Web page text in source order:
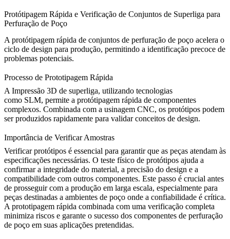
Protótipagem Rápida e Verificação de Conjuntos de Superliga para
Perfuração de Poço
A protótipagem rápida de conjuntos de perfuração de poço acelera o
ciclo de design para produção, permitindo a identificação precoce de
problemas potenciais.
Processo de Prototipagem Rápida
A Impressão 3D de superliga, utilizando tecnologias
como SLM, permite a protótipagem rápida de componentes
complexos. Combinada com a usinagem CNC, os protótipos podem
ser produzidos rapidamente para validar conceitos de design.
Importância de Verificar Amostras
Verificar protótipos é essencial para garantir que as peças atendam às
especificações necessárias. O teste físico de protótipos ajuda a
confirmar a integridade do material, a precisão do design e a
compatibilidade com outros componentes. Este passo é crucial antes
de prosseguir com a produção em larga escala, especialmente para
peças destinadas a ambientes de poço onde a confiabilidade é crítica.
A prototipagem rápida combinada com uma verificação completa
minimiza riscos e garante o sucesso dos componentes de perfuração
de poço em suas aplicações pretendidas.